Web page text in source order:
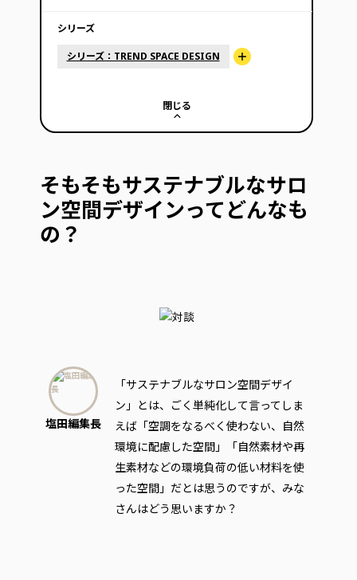
シリーズ
シリーズ：TREND SPACE DESIGN
閉じる
そもそもサステナブルなサロ
ン空間デザインってどんなも
の？
塩田編集長
「サステナブルなサロン空間デザイ
ン」とは、ごく単純化して言ってしま
えば「空調をなるべく使わない、自然
環境に配慮した空間」「自然素材や再
生素材などの環境負荷の低い材料を使
った空間」だとは思うのですが、みな
さんはどう思いますか？